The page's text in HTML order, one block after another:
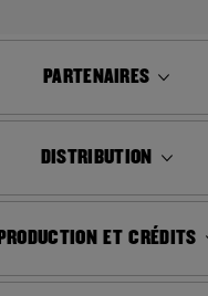
PARTENAIRES
DISTRIBUTION
PRODUCTION ET CRÉDITS